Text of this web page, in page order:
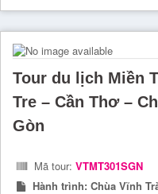
Tour du lịch Miền
Tre – Cần Thơ –
Gòn
Mã tour: VTMT301SGN
Hành trình: Chùa Vĩnh